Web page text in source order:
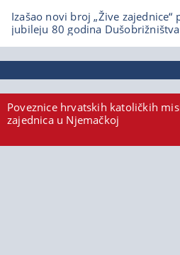
Izašao novi broj „Žive zajednice“
jubileju 80 godina
Poveznice hrvatskih katoličkih
zajednica u Njemačkoj